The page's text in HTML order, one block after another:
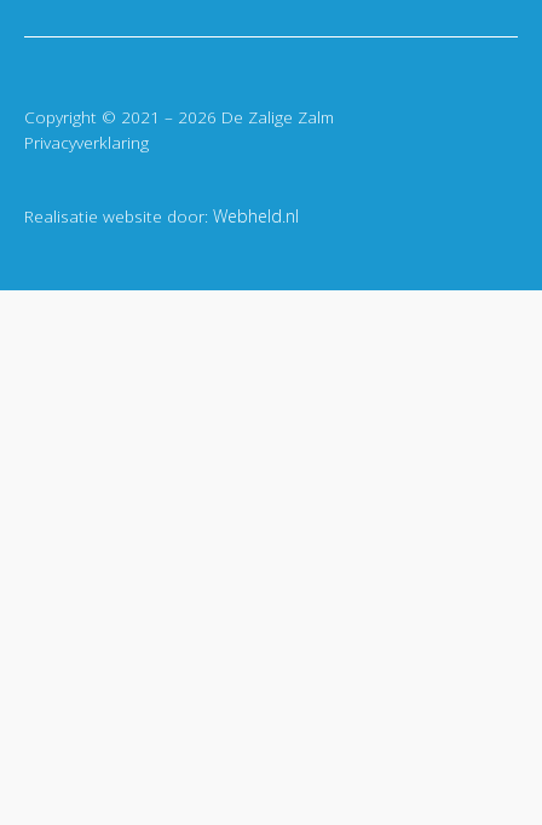
Copyright © 2021 – 2026 De Zalige Zalm
Privacyverklaring
Realisatie website door: Webheld.nl